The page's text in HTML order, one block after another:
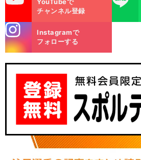
チャンネル登録
m
Instagramで
フォローする